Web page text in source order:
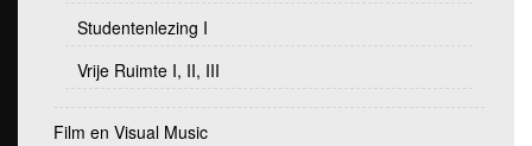
Studentenlezing I
Vrije Ruimte I, II, III
Film en Visual Music